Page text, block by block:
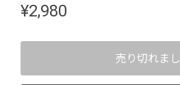
¥2,980
売り切れま